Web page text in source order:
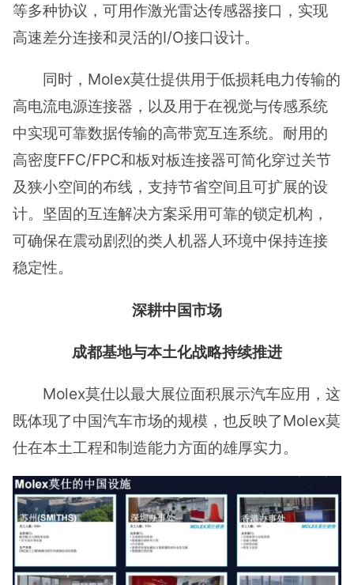
等多种协议，可用作激光雷达传感器接口，实现
高速差分连接和灵活的I/O接口设计。
同时，Molex莫仕提供用于低损耗电力传输的
高电流电源连接器，以及用于在视觉与传感系统
中实现可靠数据传输的高带宽互连系统。耐用的
高密度FFC/FPC和板对板连接器可简化穿过关节
及狭小空间的布线，支持节省空间且可扩展的设
计。坚固的互连解决方案采用可靠的锁定机构，
可确保在震动剧烈的类人机器人环境中保持连接
稳定性。
深耕中国市场
成都基地与本土化战略持续推进
Molex莫仕以最大展位面积展示汽车应用，这
既体现了中国汽车市场的规模，也反映了Molex莫
仕在本土工程和制造能力方面的雄厚实力。